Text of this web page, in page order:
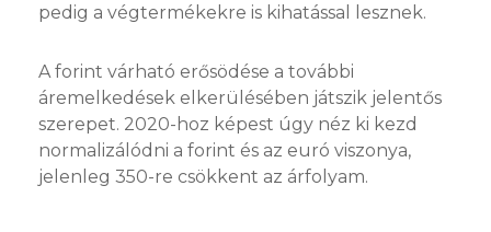
pedig a végtermékekre is kihatással lesznek.
A forint várható erősödése a további
áremelkedések elkerülésében játszik jelentős
szerepet. 2020-hoz képest úgy néz ki kezd
normalizálódni a forint és az euró viszonya,
jelenleg 350-re csökkent az árfolyam.